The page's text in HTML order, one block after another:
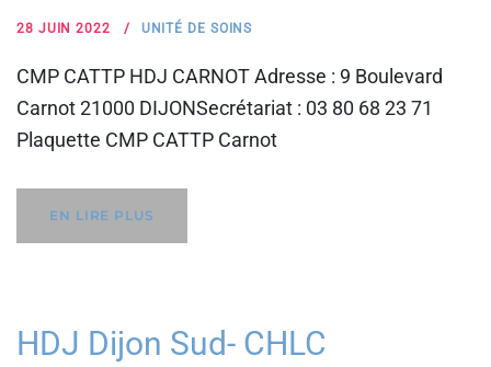
28 JUIN 2022 UNITÉ DE SOINS
CMP CATTP HDJ CARNOT Adresse : 9 Boulevard
Carnot 21000 DIJONSecrétariat : 03 80 68 23 71
Plaquette CMP CATTP Carnot
EN LIRE PLUS
HDJ Dijon Sud- CHLC